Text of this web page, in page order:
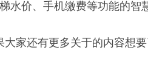
价、手机缴费等功能的智
家还有更多关于的内容想